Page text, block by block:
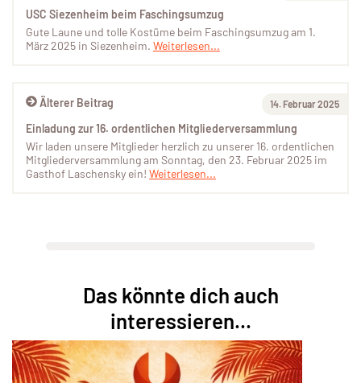
Älterer Beitrag 14. Februar 2025
Einladung zur 16. ordentlichen Mitgliederversammlung
Wir laden unsere Mitglieder herzlich zu unserer 16. ordentlichen
Mitgliederversammlung am Sonntag, den 23. Februar 2025 im
Gasthof Laschensky ein! Weiterlesen...
USC Siezenheim beim Faschingsumzug
Gute Laune und tolle Kostüme beim Faschingsumzug am 1.
März 2025 in Siezenheim. Weiterlesen...
Das könnte dich auch
interessieren...